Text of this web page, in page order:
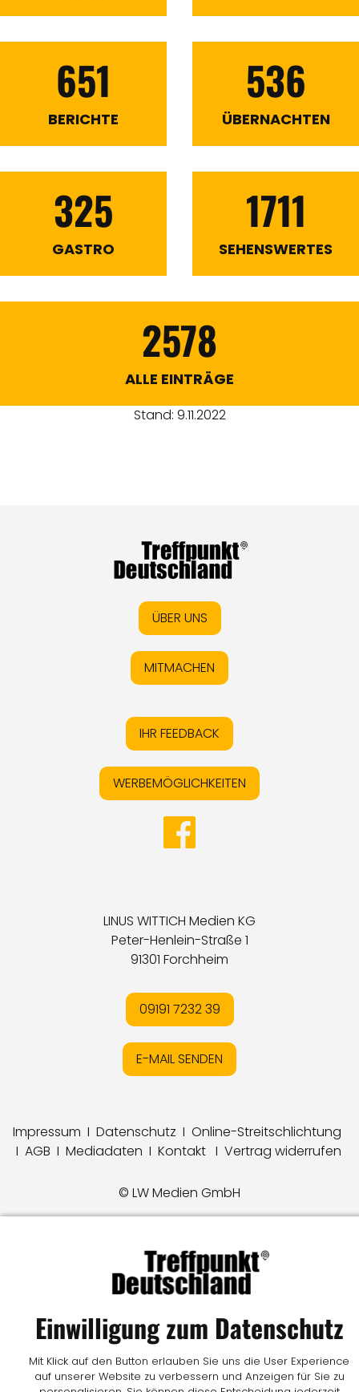
651
BERICHTE
536
ÜBERNACHTEN
325
GASTRO
1711
SEHENSWERTES
2578
ALLE EINTRÄGE
Stand: 9.11.2022
ÜBER UNS
MITMACHEN
IHR FEEDBACK
WERBEMÖGLICHKEITEN
LINUS WITTICH Medien KG
Peter-Henlein-Straße 1
91301 Forchheim
09191 7232 39
E-MAIL SENDEN
Impressum I Datenschutz I Online-Streitschlichtung
I AGB I Mediadaten I Kontakt I Vertrag widerrufen
© LW Medien GmbH
Einwilligung zum Datenschutz
Mit Klick auf den Button erlauben Sie uns die User Experience
auf unserer Website zu verbessern und Anzeigen für Sie zu